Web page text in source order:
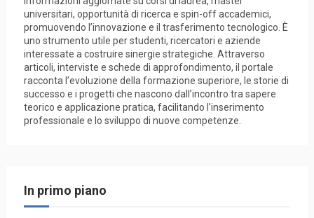
universitari, opportunità di ricerca e spin-off accademici,
promuovendo l’innovazione e il trasferimento tecnologico. È
uno strumento utile per studenti, ricercatori e aziende
interessate a costruire sinergie strategiche. Attraverso
articoli, interviste e schede di approfondimento, il portale
racconta l’evoluzione della formazione superiore, le storie di
successo e i progetti che nascono dall’incontro tra sapere
teorico e applicazione pratica, facilitando l’inserimento
professionale e lo sviluppo di nuove competenze.
In primo piano